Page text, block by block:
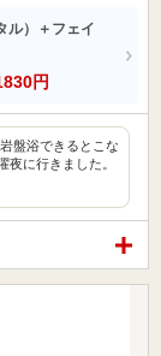
ル）＋フェイ
円
盤浴できるとこな
夜に行きました。